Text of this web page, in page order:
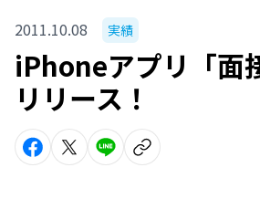
2011.10.08 実績
iPhoneアプリ「面
リリース！